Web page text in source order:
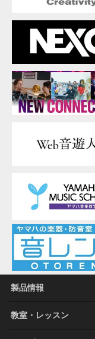
製品情報
教室・レッスン